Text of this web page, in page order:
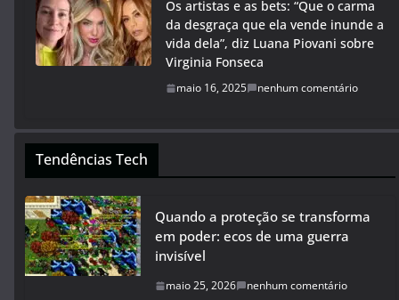
Os artistas e as bets: “Que o carma
da desgraça que ela vende inunde a
vida dela”, diz Luana Piovani sobre
Virginia Fonseca
maio 16, 2025 nenhum comentário
Tendências Tech
Quando a proteção se transforma
em poder: ecos de uma guerra
invisível
maio 25, 2026 nenhum comentário